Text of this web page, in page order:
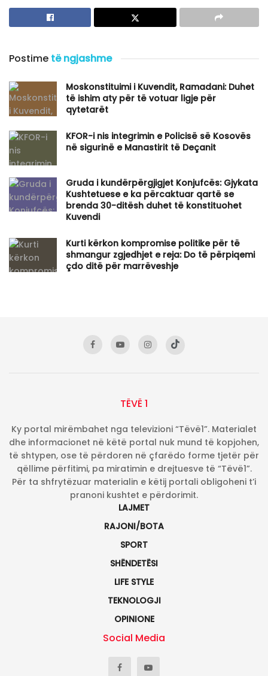
Postime të ngjashme
Moskonstituimi i Kuvendit, Ramadani: Duhet
të ishim aty për të votuar ligje për
qytetarët
KFOR-i nis integrimin e Policisë së Kosovës
në sigurinë e Manastirit të Deçanit
Gruda i kundërpërgjigjet Konjufcës: Gjykata
Kushtetuese e ka përcaktuar qartë se
brenda 30-ditësh duhet të konstituohet
Kuvendi
Kurti kërkon kompromise politike për të
shmangur zgjedhjet e reja: Do të përpiqemi
çdo ditë për marrëveshje
TËVË 1
Ky portal mirëmbahet nga televizioni “Tëvë1”. Materialet
dhe informacionet në këtë portal nuk mund të kopjohen,
të shtypen, ose të përdoren në çfarëdo forme tjetër për
qëllime përfitimi, pa miratimin e drejtuesve të “Tëvë1”.
Për ta shfrytëzuar materialin e këtij portali obligoheni t’i
pranoni kushtet e përdorimit.
LAJMET
RAJONI/BOTA
SPORT
SHËNDETËSI
LIFE STYLE
TEKNOLOGJI
OPINIONE
Social Media